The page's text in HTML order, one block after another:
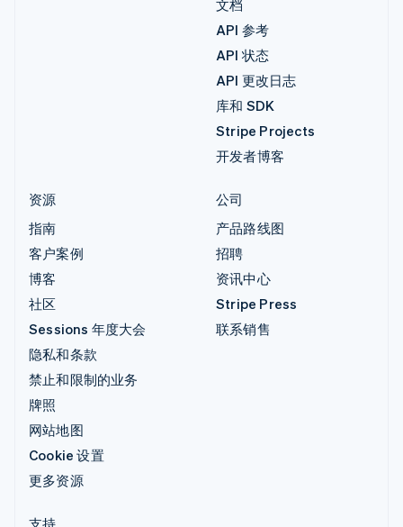
文档
API 参考
API 状态
API 更改日志
库和 SDK
Stripe Projects
开发者博客
资源
指南
客户案例
博客
社区
Sessions 年度大会
隐私和条款
禁止和限制的业务
牌照
网站地图
Cookie 设置
更多资源
公司
产品路线图
招聘
资讯中心
Stripe Press
联系销售